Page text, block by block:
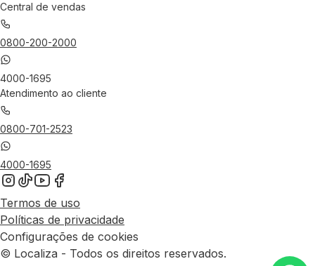
Central de vendas
0800-200-2000
4000-1695
Atendimento ao cliente
0800-701-2523
4000-1695
Termos de uso
Políticas de privacidade
Configurações de cookies
© Localiza - Todos os direitos reservados.